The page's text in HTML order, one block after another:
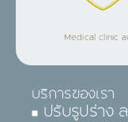
บริการของเรา
ปรับรูปร่าง
Medical clinic